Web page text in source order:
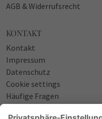
AGB & Widerrufsrecht
KONTAKT
Kontakt
Impressum
Datenschutz
Cookie settings
Häufige Fragen